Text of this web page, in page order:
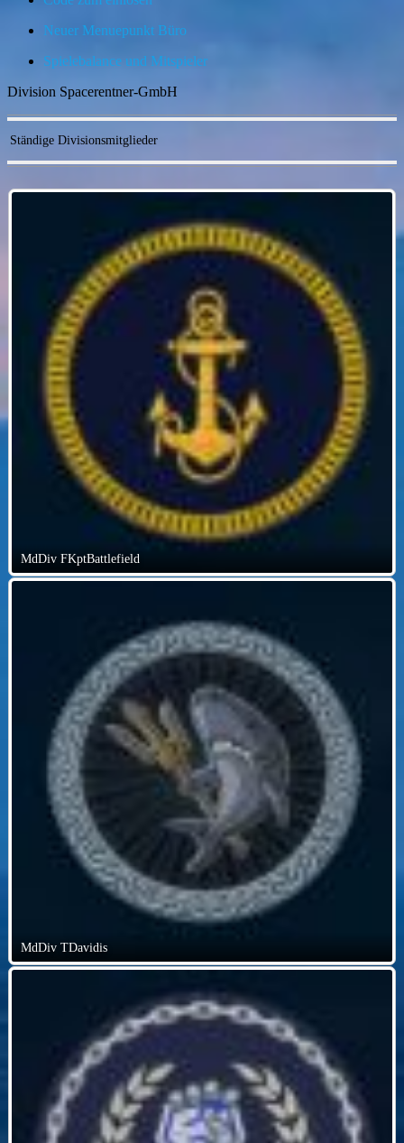
Neuer Menuepunkt Büro
Spielebalance und Mitspieler
Division Spacerentner-GmbH
Ständige Divisionsmitglieder
MdDiv FKptBattlefield
MdDiv TDavidis